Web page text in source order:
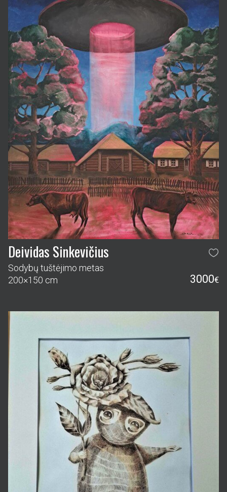
Deividas Sinkevičius
Sodybų tuštėjimo metas
200×150 cm
3000€